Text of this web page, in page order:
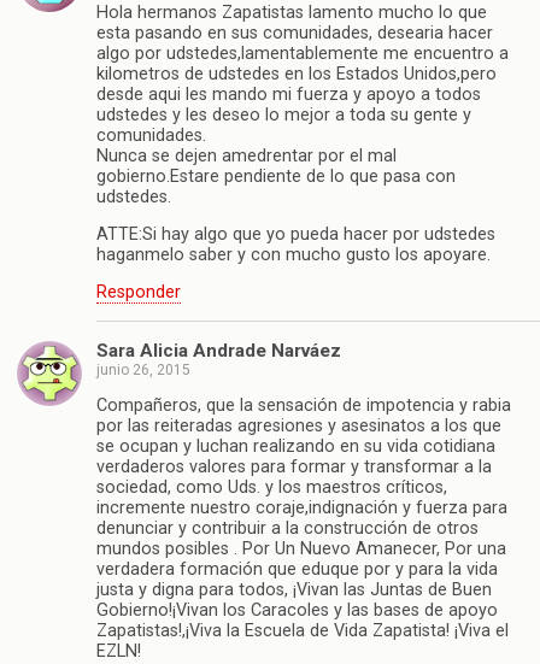
Hola hermanos Zapatistas lamento mucho lo que
esta pasando en sus comunidades, desearia hacer
algo por udstedes,lamentablemente me encuentro a
kilometros de udstedes en los Estados Unidos,pero
desde aqui les mando mi fuerza y apoyo a todos
udstedes y les deseo lo mejor a toda su gente y
comunidades.
Nunca se dejen amedrentar por el mal
gobierno.Estare pendiente de lo que pasa con
udstedes.
ATTE:Si hay algo que yo pueda hacer por udstedes
haganmelo saber y con mucho gusto los apoyare.
Responder
Sara Alicia Andrade Narváez
junio 26, 2015
Compañeros, que la sensación de impotencia y rabia
por las reiteradas agresiones y asesinatos a los que
se ocupan y luchan realizando en su vida cotidiana
verdaderos valores para formar y transformar a la
sociedad, como Uds. y los maestros críticos,
incremente nuestro coraje,indignación y fuerza para
denunciar y contribuir a la construcción de otros
mundos posibles . Por Un Nuevo Amanecer, Por una
verdadera formación que eduque por y para la vida
justa y digna para todos, ¡Vivan las Juntas de Buen
Gobierno!¡Vivan los Caracoles y las bases de apoyo
Zapatistas!,¡Viva la Escuela de Vida Zapatista! ¡Viva el
EZLN!